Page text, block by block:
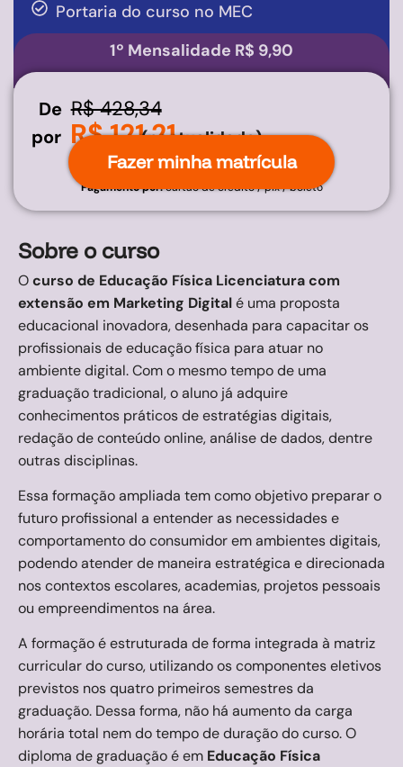
Sobre o curso
Ocurso de Educação Física Licenciatura com
extensão em Marketing Digitalé uma proposta
educacional inovadora, desenhada para capacitar os
profissionais de educação física para atuar no
ambiente digital. Com o mesmo tempo de uma
graduação tradicional, o aluno já adquire
conhecimentos práticos de estratégias digitais,
redação de conteúdo online, análise de dados, dentre
outras disciplinas.
Essa formação ampliada tem como objetivo preparar o
futuro profissional a entender as necessidades e
comportamento do consumidor em ambientes digitais,
podendo atender de maneira estratégica e direcionada
nos contextos escolares, academias, projetos pessoais
ou empreendimentos na área.
A formação é estruturada de forma integrada à matriz
curricular do curso, utilizando os componentes eletivos
previstos nos quatro primeiros semestres da
graduação. Dessa forma, não há aumento da carga
horária total nem do tempo de duração do curso. O
diploma de graduação é em Educação Física
Portaria do curso no MEC
1º Mensalidade R$ 9,90
De R$ 428,34
por R$ 121,21(pontualidade)
Fazer minha matrícula
Pagamento por:cartão de crédito / pix / boleto